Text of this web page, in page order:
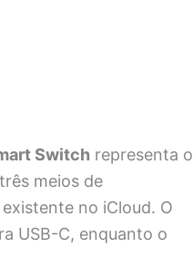
Switch representa o
meios de
no iCloud. O
USB-C, enquanto o